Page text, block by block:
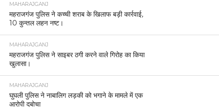
MAHARAJGANJ
महराजगंज पुलिस ने कच्ची शराब के खिलाफ बड़ी कार्रवाई,
10 कुन्तल लहन नष्ट।
MAHARAJGANJ
महराजगंज पुलिस ने साइबर ठगी करने वाले गिरोह का किया
खुलासा।
MAHARAJGANJ
घुघली पुलिस ने नाबालिग लड़की को भगाने के मामले में एक
आरोपी दबोचा